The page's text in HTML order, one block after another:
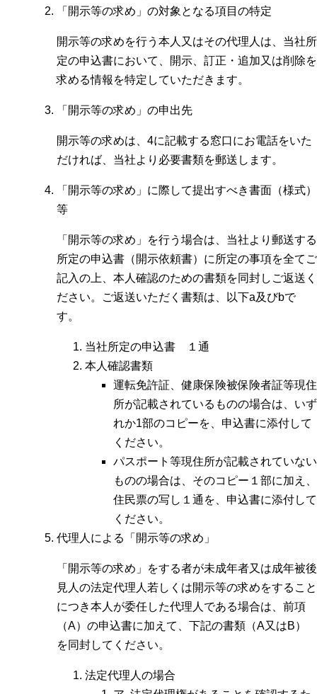
「開示等の求め」の対象となる項目の特定
開示等の求めを行う本人又はその代理人は、当社所
定の申込書において、開示、訂正・追加又は削除を
求める情報を特定していただきます。
「開示等の求め」の申出先
開示等の求めは、4に記載する窓口にお電話をいた
だければ、当社より必要書類を郵送します。
「開示等の求め」に際して提出すべき書面（様式）
等
「開示等の求め」を行う場合は、当社より郵送する
所定の申込書（開示依頼書）に所定の事項を全てご
記入の上、本人確認のための書類を同封しご返送く
ださい。ご返送いただく書類は、以下a及びbで
す。
当社所定の申込書 １通
本人確認書類
運転免許証、健康保険被保険者証等現住
所が記載されているものの場合は、いず
れか1部のコピーを、申込書に添付して
ください。
パスポート等現住所が記載されていない
ものの場合は、そのコピー１部に加え、
住民票の写し１通を、申込書に添付して
ください。
代理人による「開示等の求め」
「開示等の求め」をする者が未成年者又は成年被後
見人の法定代理人若しくは開示等の求めをすること
につき本人が委任した代理人である場合は、前項
（A）の申込書に加えて、下記の書類（A又はB）
を同封してください。
法定代理人の場合